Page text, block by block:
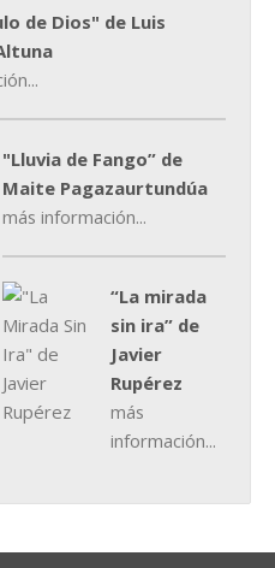
de Dios" de Luis
"Lluvia de Fango” de
Maite Pagazaurtundúa
más información...
“La mirada
sin ira” de
Javier
Rupérez
más
información...